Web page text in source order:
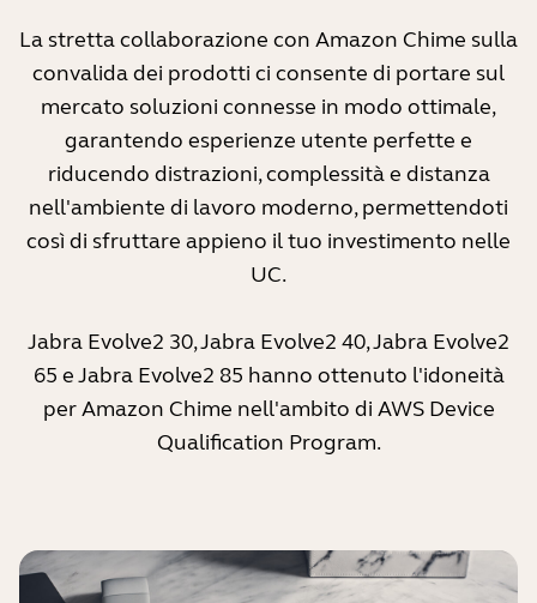
La stretta collaborazione con Amazon Chime sulla
convalida dei prodotti ci consente di portare sul
mercato soluzioni connesse in modo ottimale,
garantendo esperienze utente perfette e
riducendo distrazioni, complessità e distanza
nell'ambiente di lavoro moderno, permettendoti
così di sfruttare appieno il tuo investimento nelle
UC.
Jabra Evolve2 30,Jabra Evolve2 40,Jabra Evolve2
65 eJabra Evolve2 85 hanno ottenuto l'idoneità
per Amazon Chime nell'ambito di AWS Device
Qualification Program.